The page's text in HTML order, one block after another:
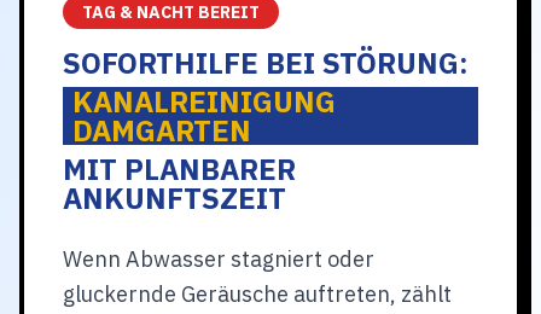
TAG & NACHT BEREIT
SOFORTHILFE BEI STÖRUNG:
KANALREINIGUNG
DAMGARTEN
MIT PLANBARER
ANKUNFTSZEIT
Wenn Abwasser stagniert oder
gluckernde Geräusche auftreten, zählt